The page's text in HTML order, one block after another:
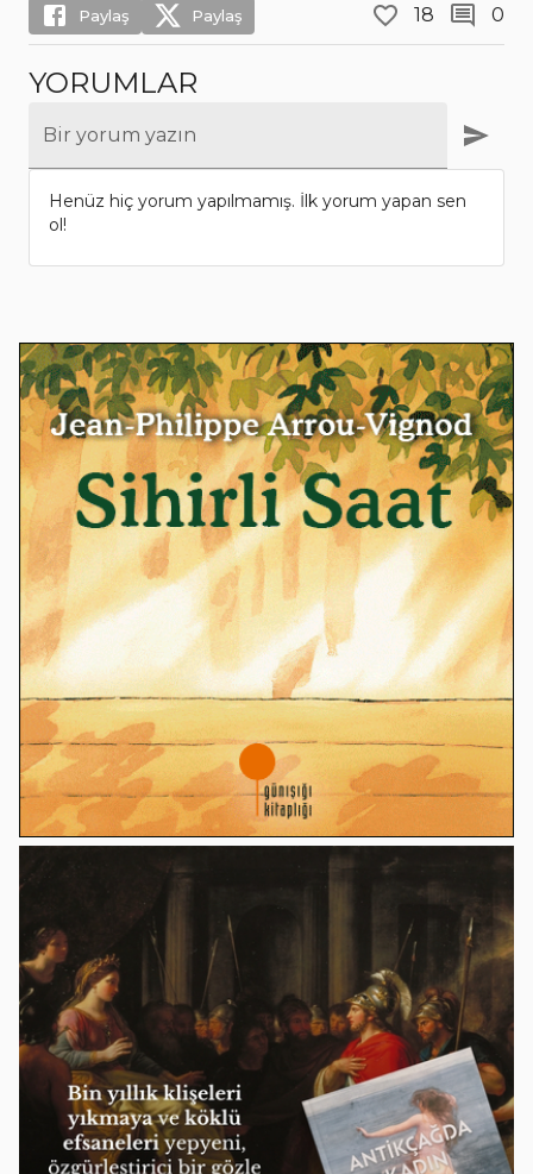
Paylaş Paylaş 18 0
YORUMLAR
Bir yorum yazın
Henüz hiç yorum yapılmamış. İlk yorum yapan sen
ol!